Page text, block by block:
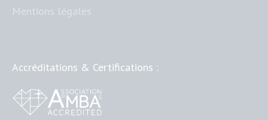
Mentions légales
Accréditations & Certifications :